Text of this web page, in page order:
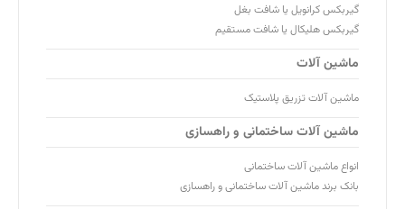
گیربکس کرانویل یا شافت بغل
گیربکس هلیکال یا شافت مستقیم
ماشین آلات
ماشین آلات تزریق پلاستیک
ماشین آلات ساختمانی و راهسازی
انواع ماشین آلات ساختمانی
بانک برند ماشین آلات ساختمانی و راهسازی